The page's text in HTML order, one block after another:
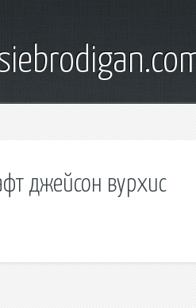
джейсон вурхис